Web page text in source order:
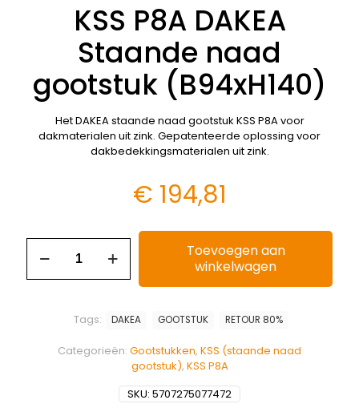
KSS P8A DAKEA
Staande naad
gootstuk (B94xH140)
Het DAKEA staande naad gootstuk KSS P8A voor
dakmaterialen uit zink. Gepatenteerde oplossing voor
dakbedekkingsmaterialen uit zink.
€ 194,81
Toevoegen aan
winkelwagen
SKU: 5707275077472
Categorieën: Gootstukken, KSS (staande naad
gootstuk), KSS P8A
Tags: DAKEA GOOTSTUK RETOUR 80%